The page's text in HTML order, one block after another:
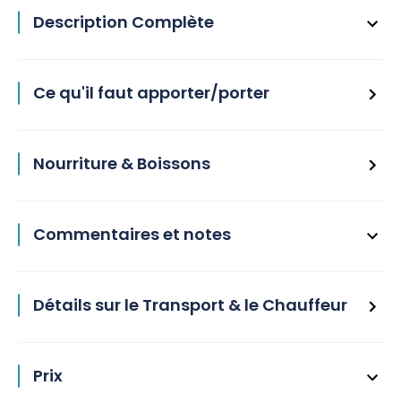
Description Complète
Ce qu'il faut apporter/porter
Nourriture & Boissons
Commentaires et notes
Détails sur le Transport & le Chauffeur
Prix